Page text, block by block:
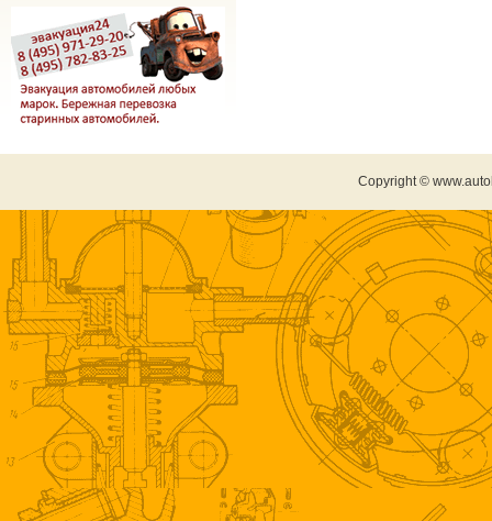
Copyright ©